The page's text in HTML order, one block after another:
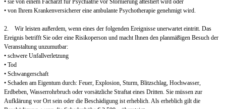
• sie von einem Facharzt für Psychiatrie vor Stornierung attestiert wird oder
• von Ihrem Krankenversicherer eine ambulante Psychotherapie genehmigt wird.
2. Wir leisten außerdem, wenn eines der folgenden Ereignisse unerwartet eintritt. Das
Ereignis betrifft Sie oder eine Risikoperson und macht Ihnen den planmäßigen Besuch der
Veranstaltung unzumutbar:
• schwere Unfallverletzung
• Tod
• Schwangerschaft
• Schaden am Eigentum durch: Feuer, Explosion, Sturm, Blitzschlag, Hochwasser,
Erdbeben, Wasserrohrbruch oder vorsätzliche Straftat eines Dritten. Sie müssen zur
Aufklärung vor Ort sein oder die Beschädigung ist erheblich. Als erheblich gilt die